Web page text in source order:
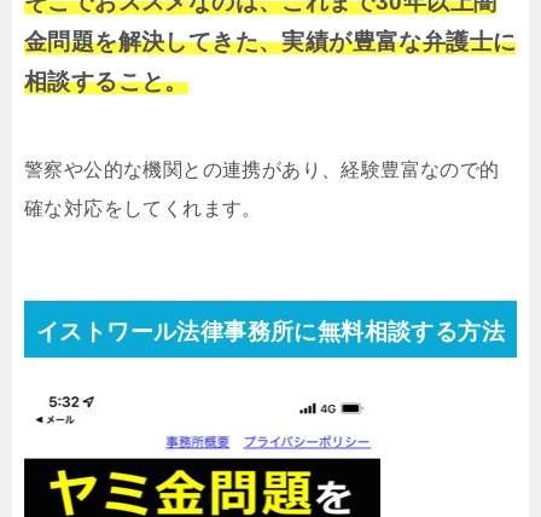
金問題を解決してきた、実績が豊富な弁護士に
相談すること。
警察や公的な機関との連携があり、経験豊富なので的
確な対応をしてくれます。
イストワール法律事務所に無料相談する方法